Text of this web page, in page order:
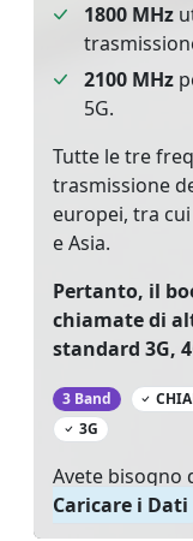
1800 MHz
2100 MHz
5G.
Tutte le tre
trasmissione
europei, tra
e Asia.
Pertanto, il
chiamate di
standard 3G,
3 Band ‌
3G
Avete bisogno
Caricare i Dati